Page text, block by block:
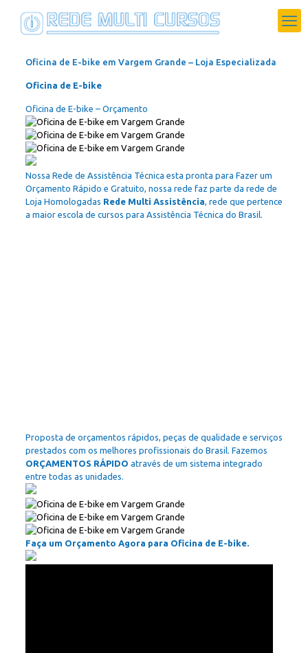
Oficina de E-bike em Vargem Grande – Loja Especializada
Oficina de E-bike
Oficina de E-bike – Orçamento
Nossa Rede de Assistência Técnica esta pronta para Fazer um
Orçamento Rápido e Gratuito, nossa rede faz parte da rede de
Loja Homologadas Rede Multi Assistência, rede que pertence
a maior escola de cursos para Assistência Técnica do Brasil.
Proposta de orçamentos rápidos, peças de qualidade e serviços
prestados com os melhores profissionais do Brasil. Fazemos
ORÇAMENTOS RÁPIDO através de um sistema integrado
entre todas as unidades.
Faça um Orçamento Agora para Oficina de E-bike.